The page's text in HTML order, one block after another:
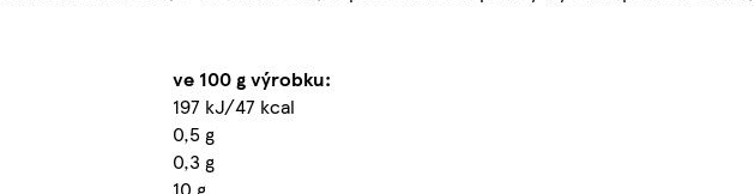
ve 100 g výrobku:
197 kJ/47 kcal
0,5 g
0,3 g
10 g